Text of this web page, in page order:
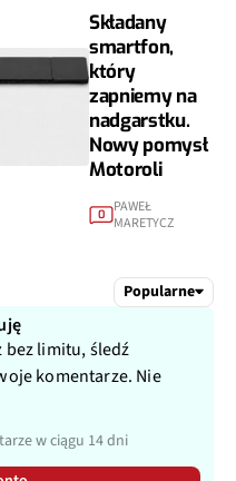
Składany
smartfon,
który
zapniemy na
nadgarstku.
Nowy pomysł
Motoroli
0
PAWEŁ
MARETYCZ
Popularne
bez limitu, śledź
komentarze. Nie
w ciągu 14 dni